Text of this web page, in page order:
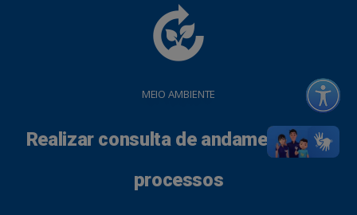
MEIO AMBIENTE
Realizar consulta de andamentos de
processos
compost